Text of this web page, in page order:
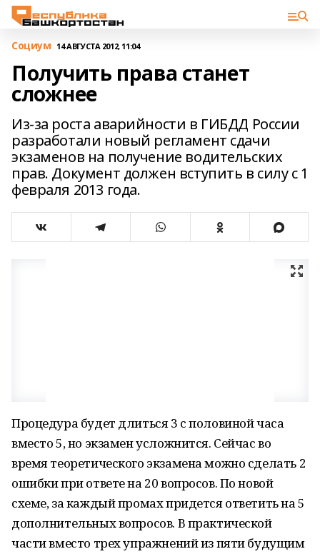
Cоциум 14 АВГУСТА 2012, 11:04
Получить права станет
сложнее
Из-за роста аварийности в ГИБДД России
разработали новый регламент сдачи
экзаменов на получение водительских
прав. Документ должен вступить в силу с 1
февраля 2013 года.
Процедура будет длиться 3 c половиной часа
вместо 5, но экзамен усложнится. Сейчас во
время теоретического экзамена можно сделать 2
ошибки при ответе на 20 вопросов. По новой
схеме, за каждый промах придется ответить на 5
дополнительных вопросов. В практической
части вместо трех упражнений из пяти будущим